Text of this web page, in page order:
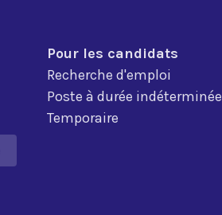
Pour les candidats
Recherche d'emploi
Poste à durée indéterminée
Temporaire